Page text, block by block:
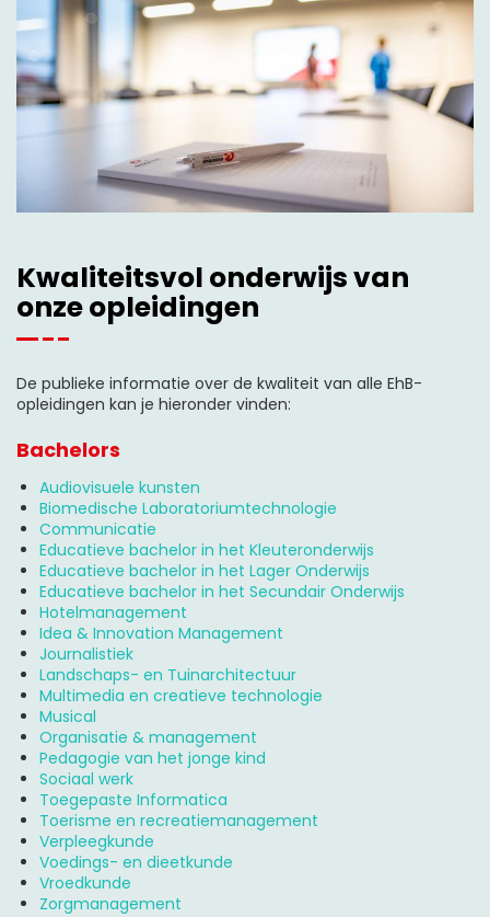
Kwaliteitsvol onderwijs van
onze opleidingen
De publieke informatie over de kwaliteit van alle EhB-
opleidingen kan je hieronder vinden:
Bachelors
Audiovisuele kunsten
Biomedische Laboratoriumtechnologie
Communicatie
Educatieve bachelor in het Kleuteronderwijs
Educatieve bachelor in het Lager Onderwijs
Educatieve bachelor in het Secundair Onderwijs
Hotelmanagement
Idea & Innovation Management
Journalistiek
Landschaps- en Tuinarchitectuur
Multimedia en creatieve technologie
Musical
Organisatie & management
Pedagogie van het jonge kind
Sociaal werk
Toegepaste Informatica
Toerisme en recreatiemanagement
Verpleegkunde
Voedings- en dieetkunde
Vroedkunde
Zorgmanagement